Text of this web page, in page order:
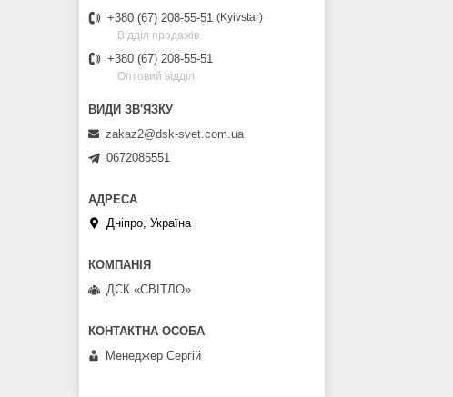
+380 (67) 208-55-51
Kyivstar
Відділ продажів
+380 (67) 208-55-51
Оптовий відділ
zakaz2@dsk-svet.com.ua
0672085551
Дніпро, Україна
ДСК «СВІТЛО»
Менеджер Сергій